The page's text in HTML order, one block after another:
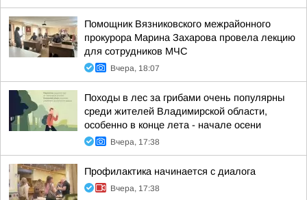
Помощник Вязниковского межрайонного
прокурора Марина Захарова провела лекцию
для сотрудников МЧС
Вчера, 18:07
Походы в лес за грибами очень популярны
среди жителей Владимирской области,
особенно в конце лета - начале осени
Вчера, 17:38
Профилактика начинается с диалога
Вчера, 17:38